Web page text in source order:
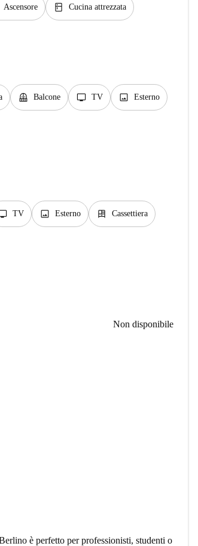
Ascensore kitchen Cucina attrezzata
balcony Balcone tv TV image Esterno
TV image Esterno dresser Cassettiera
Non disponibile
è perfetto per professionisti, studenti o